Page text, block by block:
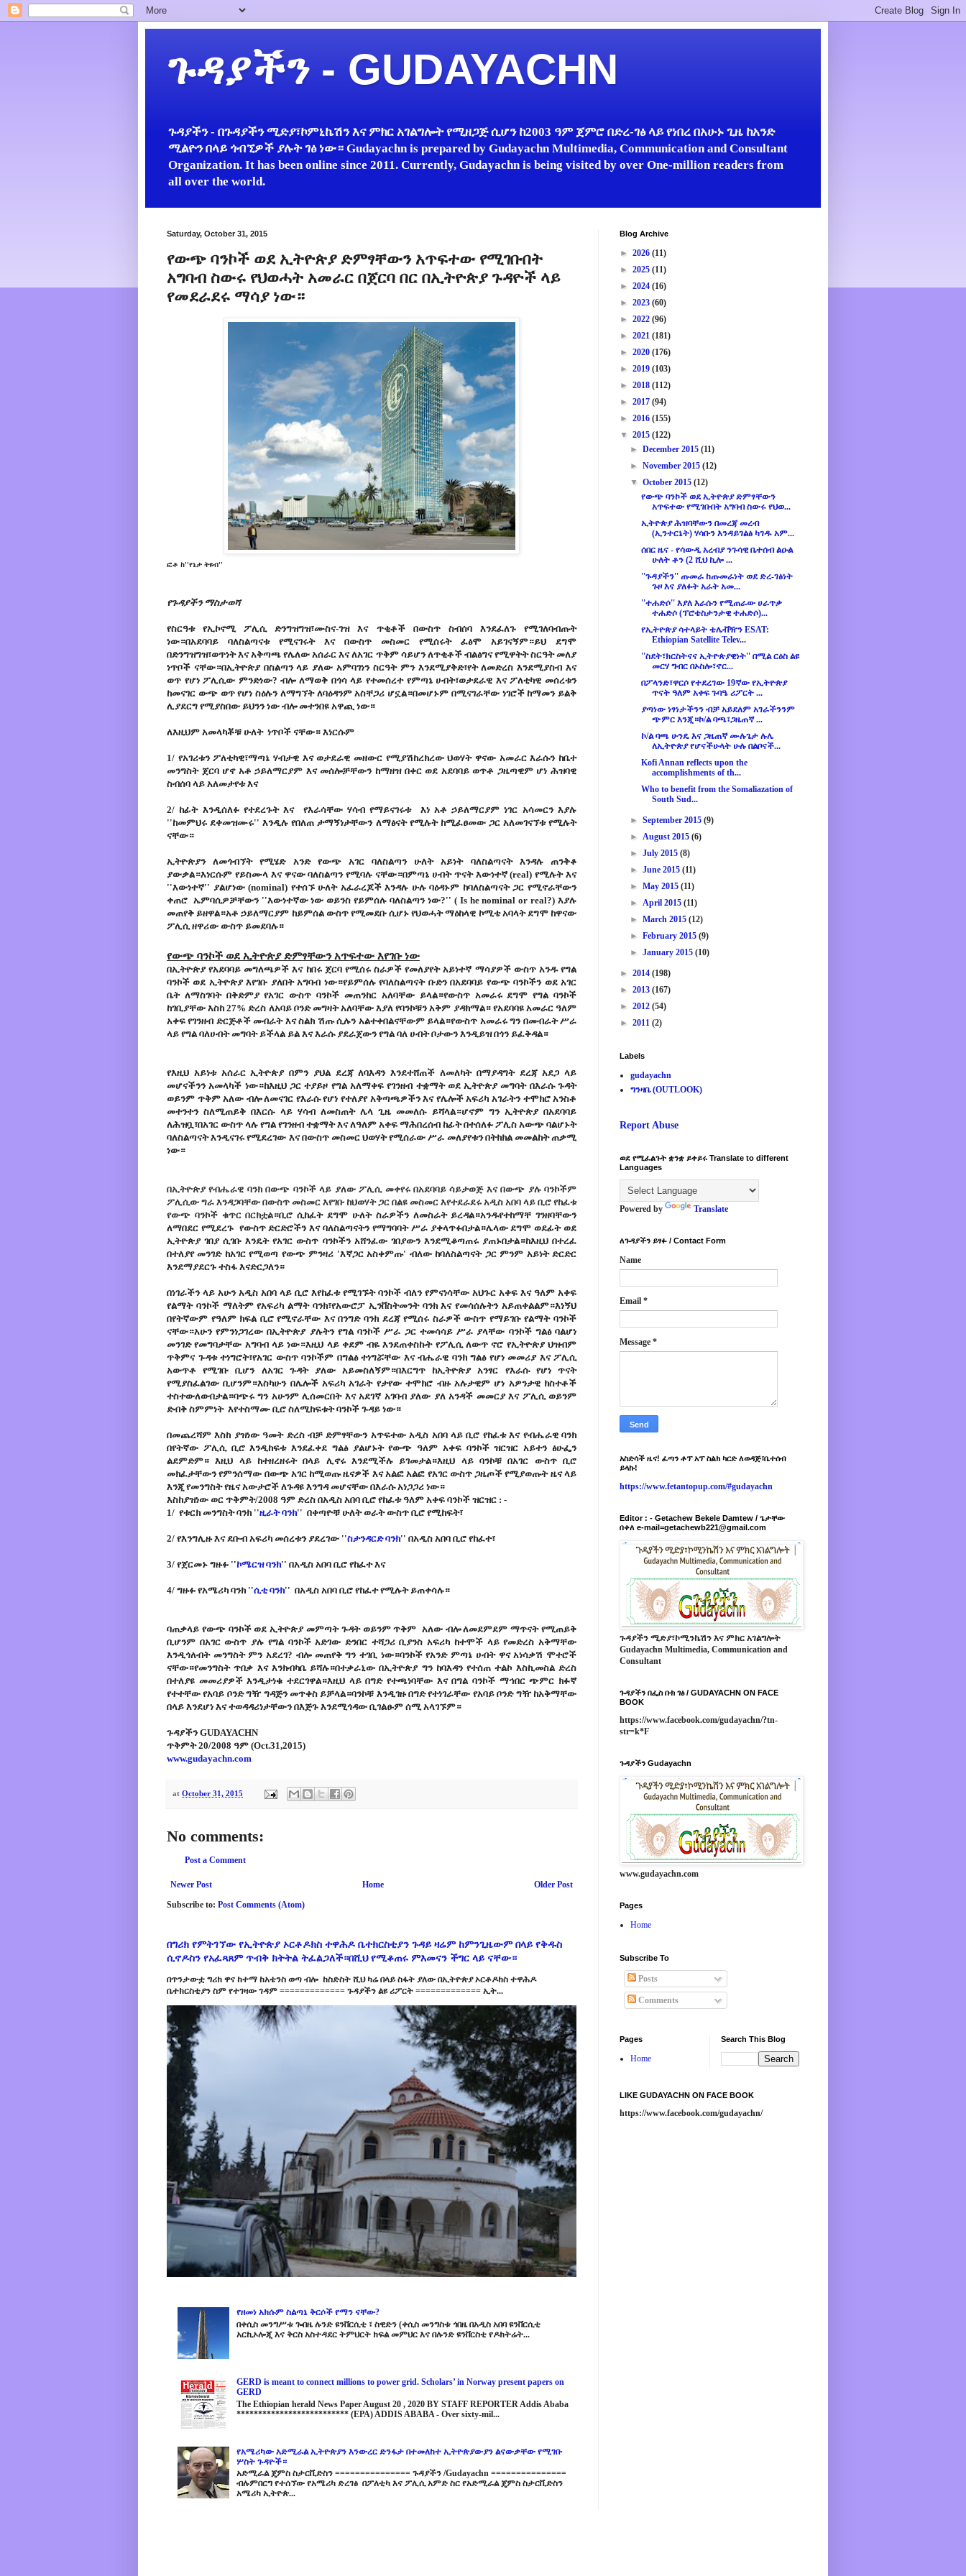
ጉዳያችን - GUDAYACHN
ጉዳያችን - በጉዳያችን ሚድያ፣ኮምኒኬሽን እና ምክር አገልግሎት የሚዘጋጅ ሲሆን ከ2003 ዓም ጀምሮ በድረ-ገፅ ላይ የነበረ በአሁኑ ጊዜ ከአንድ
ሚልዮን በላይ ጎብኚዎች ያሉት ገፅ ነው። Gudayachn is prepared by Gudayachn Multimedia, Communication and Consultant
Organization. It has been online since 2011. Currently, Gudayachn is being visited by over One-million readers from
all over the world.
Saturday, October 31, 2015
የውጭ ባንኮች ወደ ኢትዮጵያ ድምፃቸውን አጥፍተው የሚገቡበት
አግባብ ስውሩ የህወሓት አመራር በጀርባ በር በኢትዮጵያ ጉዳዮች ላይ
የመደራደሩ ማሳያ ነው።
ፎቶ ከ''የኔታ ትዩብ''
የጉዳያችን ማስታወሻ
የስርዓቱ የኢኮኖሚ ፖሊሲ ድንግዝግዝ፣ሙስና-ገዝ እና ጥቂቶች በውስጥ ስብሰባ እንደፈለጉ የሚገለባብጡት
ነው።በአደባባይ ባለስልጣናቱ የሚናገሩት እና በውስጥ መስመር የሚሰሩት ፈፅሞ አይገናኝም።ይህ ደግሞ
በድንግዝግዝ፣ወጥነት እና አቅጣጫ የሌለው አሰራር እና ለአገር ጥቅም ሳይሆን ለጥቂቶች ብልፅግና የሚዋትት ስርዓት መለያ
ነጥቦች ናቸው።በኢትዮጵያ በስልጣን ላይ ያለው አምባገነን ስርዓት ምን እንደሚያቅድ፣የት ለመድረስ እንደሚያስብ እና
ወጥ የሆነ ፖሊሲው ምንድነው? ብሎ ለማወቅ በጎሳ ላይ የተመሰረተ የምጣኔ ሀብት፣ወታደራዊ እና ፖለቲካዊ መሰረቱን
ከመናገር ውጭ ወጥ የሆነ ስዕሉን ለማግኘት ለባዕዳንም አስቸጋሪ ሆኗል።በመሆኑም በሚናገራቸው ነገሮች ከማመን ይልቅ
ሊያደርግ የሚያስበው ይህንን ነው ብሎ መተንበዩ አዋጪ ነው።
ለእዚህም አመላካቾቹ ሁለት ነጥቦች ናቸው። እነርሱም
1/ የአገሪቱን ፖለቲካዊ፣ማጣኔ ሃብታዊ እና ወታደራዊ መዘውር የሚያሽከረክረው ህወሃት ዋናው አመራር እራሱን ከቤተ
መንግስት ጀርባ ሆኖ አቶ ኃይለማርያም እና መሰሎቻቸውን ከማዘዝ በቀር ወደ አደባባይ ወጥቶ ጋዜጣዊም ሆነ ሕዝባዊ
ስብሰባ ላይ አለመታየቱ እና
2/ ከፊት እንዲሰለፉ የተደረጉት እና የእራሳቸው ሃሳብ የማይናገሩቱ እነ አቶ ኃይለማርያም ነገር አሳመርን እያሉ
''ከመምህሩ ደቀመዝሙሩ'' እንዲሉ የበለጠ ታማኝነታቸውን ለማፅናት የሚሉት ከሚፈፀመው ጋር አለመገናኘቱ የሚሉት
ናቸው።
ኢትዮጵያን ለመጎብኘት የሚሄድ አንድ የውጭ አገር ባለስልጣን ሁለት አይነት ባለስልጣናት እንዳሉ ጠንቅቆ
ያውቃል።እነርሱም የይስሙላ እና ዋናው ባለስልጣን የሚባሉ ናቸው።በምጣኔ ሀብት ጥናት እውነተኛ (real) የሚሉት እና
''እውነተኛ'' ያልሆነው (nominal) የተሰኙ ሁለት አፈራረጆች እንዳሉ ሁሉ ባዕዳኑም ከባለስልጣናት ጋር የሚኖራቸውን
ቀጠሮ ኤምባሲዎቻቸውን ''እውነተኛው ነው ወይንስ የይምሰሉ ባለስልጣን ነው?'' ( Is he nominal or real?) እያሉ
መጠየቅ ይዘዋል።አቶ ኃይለማርያም ከይምሰል ውስጥ የሚመደቡ ሲሆኑ የህወሓት ማዕከላዊ ኮሚቴ አባላት ደግሞ ከዋናው
ፖሊሲ ዘዋሪው ውስጥ ይመደባሉ።
የውጭ ባንኮች ወደ ኢትዮጵያ ድምፃቸውን አጥፍተው እየገቡ ነው
በኢትዮጵያ የአደባባይ መግለጫዎች እና ከበሩ ጀርባ የሚሰሩ ስራዎች የመለያየት አይነተኛ ማሳያዎች ውስጥ አንዱ የግል
ባንኮች ወደ ኢትዮጵያ እየገቡ ያለበት አግባብ ነው።የይምሰሉ የባለስልጣናት ቡድን በአደባባይ የውጭ ባንኮችን ወደ አገር
ቤት ለማስገባት በቅድምያ የአገር ውስጥ ባንኮች መጠንከር አለባቸው ይላል።የውስጥ አመራሩ ደግሞ የግል ባንኮች
ከገቢያቸው እስከ 27% ድረስ ለአባይ ቦንድ መግዛት አለባቸው እያለ የባንኮቹን አቅም ያዳክማል። የአደባባዩ አመራር ዓለም
አቀፍ የገንዘብ ድርጅቶች መብራት እና ስልክ ሽጡ ሲሉን አልተቀበልናቸውም ይላል።የውስጥ አመራሩ ግን በመብራት ሥራ
ላይ የግል ባለሀብት መግባት ይችላል ይል እና እራሱ ያደራጀውን የግል ባለ ሀብት ቦታውን እንዲይዝ በጎን ይፈቅዳል።
የእዚህ አይነቱ አሰራር ኢትዮጵያ በምን ያህል ደረጃ ለባእዳን እንደተሸጠች ለመለካት በማያዳግት ደረጃ አደጋ ላይ
መሆናችንን አመላካች ነው።ከእዚህ ጋር ተያይዞ የግል አለማቀፍ የገንዘብ ተቋማት ወደ ኢትዮጵያ መግባት በእራሱ ጉዳት
ወይንም ጥቅም አለው ብሎ ለመናገር የእራሱ የሆነ የተለያየ አቅጣጫዎችን እና የሌሎች አፍሪካ አገራትን ተሞክሮ አንስቶ
መተንተን ስለሚጠይቅ በእርሱ ላይ ሃሳብ ለመስጠት ሌላ ጊዜ መመለሱ ይሻላል።ሆኖም ግን ኢትዮጵያ በአደባባይ
ለሕዝቧ፣በአገር ውስጥ ላሉ የግል የገንዘብ ተቋማት እና ለዓለም አቀፍ ማሕበረሰብ ከፊት በተሰለፉ ፖሊስ አውጭ ባልሆኑት
ባለስልጣናት እንዲናገሩ የሚደረገው እና በውስጥ መስመር ህወሃት የሚሰራው ሥራ መለያየቱን በትክክል መመልከት ጠቃሚ
ነው።
በኢትዮጵያ የብሔራዊ ባንክ በውጭ ባንኮች ላይ ያለው ፖሊሲ መቀየሩ በአደባባይ ሳይታወጅ እና በውጭ ያሉ ባንኮችም
ፖሊሲው ግራ እንዳጋባቸው በውስጥ መስመር እየገቡ ከህወሃት ጋር በልዩ መስመር እየተደራደሩ አዲስ አበባ ላይ ቢሮ የከፈቱ
የውጭ ባንኮች ቁጥር በርክቷል።ቢሮ ሲከፈት ደግሞ ሁለት ስራዎችን ለመስራት ይረዳል።አንዱየተከማቸ ገንዘባቸውን
ለማበደር የሚደረጉ የውስጥ ድርድሮችን እና ባለስልጣናትን የማግባባት ሥራ ያቀላጥፉበታል።ሌላው ደግሞ ወደፊት ወደ
ኢትዮጵያ ገበያ ሲገቡ እንዴት የአገር ውስጥ ባንኮችን አሸንፈው ገበያውን እንደሚቆጣጠሩ ያጠኑበታል።ከእዚህ በተረፈ
በተለያየ መንገድ ከአገር የሚወጣ የውጭ ምንዛሪ 'እኛጋር አስቀምጡ' ብለው ከባለስልጣናት ጋር ምንም አይነት ድርድር
እንደማያደርጉ ተስፋ እናድርጋለን።
በነገራችን ላይ አሁን አዲስ አበባ ላይ ቢሮ እየከፈቱ የሚገኙት ባንኮች ብለን የምናነሳቸው አህጉር አቀፍ እና ዓለም አቀፍ
የልማት ባንኮች ማለትም የአፍሪካ ልማት ባንክ፣የአውሮፓ ኢንቨስትመንት ባንክ እና የመሳሰሉትን አይጠቀልልም።እነኝህ
በየትኛውም የዓለም ክፍል ቢሮ የሚኖራቸው እና በንግድ ባንክ ደረጃ የሚሰሩ ስራዎች ውስጥ የማይገቡ የልማት ባንኮች
ናቸው።አሁን የምንነጋገረው በኢትዮጵያ ያሉትን የግል ባንኮች ሥራ ጋር ተመሳሳይ ሥራ ያላቸው ባንኮች ግልፅ ባልሆነ
መንገድ የመግባታቸው አግባብ ላይ ነው።እዚህ ላይ ቀደም ብዬ እንደጠቀስኩት የፖሊሲ ለውጥ ኖሮ የኢትዮጵያ ህዝብም
ጥቅምና ጉዳቱ ተነግሮት፣የአገር ውስጥ ባንኮችም በግልፅ ተነግሯቸው እና ብሔራዊ ባንክ ግልፅ የሆነ መመሪያ እና ፖሊሲ
አውጥቶ የሚገቡ ቢሆን ለአገር ጉዳት ያለው አይመስለኝም።በእርግጥ ከኢትዮጵያ አንፃር የእራሱ የሆነ ጥናት
የሚያስፈልገው ቢሆንም።እስካሁን በሌሎች አፍሪካ አገራት የታየው ተሞክሮ ብዙ አሉታዊም ሆነ አዎንታዊ ክስተቶች
ተስተውለውበታል።ባጭሩ ግን አሁንም ሊሰመርበት እና አደገኛ አገባብ ያለው ያለ አንዳች መመርያ እና ፖሊሲ ወይንም
ድብቅ ስምምነት እየተስማሙ ቢሮ ስለሚከፍቱት ባንኮች ጉዳይ ነው።
በመጨረሻም እስከ ያዝነው ዓመት ድረስ ብቻ ድምፃቸውን አጥፍተው አዲስ አበባ ላይ ቢሮ የከፈቱ እና የብሔራዊ ባንክ
በየትኛው ፖሊሲ ቢሮ እንዲከፍቱ እንደፈቀደ ግልፅ ያልሆኑት የውጭ ዓለም አቀፍ ባንኮች ዝርዝር አይተን ፅሁፌን
ልደምድም። እዚህ ላይ ከተዘረዘሩት በላይ ሊኖሩ እንደሚችሉ ይገመታል።እዚህ ላይ ባንኮቹ በአገር ውስጥ ቢሮ
መክፈታቸውን የምንሰማው በውጭ አገር ከሚወጡ ዜናዎች እና አልፎ አልፎ የአገር ውስጥ ጋዜጦች የሚያወጡት ዜና ላይ
እንጂ የመንግስት የዜና አውታሮች ለጉዳዩ እንግዳ መሆናቸው በእራሱ አነጋጋሪ ነው።
እስከያዝነው ወር ጥቅምት/2008 ዓም ድረስ በአዲስ አበባ ቢሮ የከፈቱ ዓለም አቀፍ ባንኮች ዝርዝር : -
1/ የቱርክ መንግስት ባንክ ''ዚራት ባንክ'' በቀጣዮቹ ሁለት ወራት ውስጥ ቢሮ የሚከፍት፣
2/ የእንግሊዙ እና ደቡብ አፍሪካ መሰረቱን ያደረገው ''ስታንዳርድ ባንክ'' በአዲስ አበባ ቢሮ የከፈተ፣
3/ የጀርመኑ ግዙፉ ''ኮሜርዝ ባንክ'' በአዲስ አበባ ቢሮ የከፈተ እና
4/ ግዙፉ የአሜሪካ ባንክ ''ሲቲ ባንክ'' በአዲስ አበባ ቢሮ የከፈተ የሚሉት ይጠቀሳሉ።
ባጠቃላይ የውጭ ባንኮች ወደ ኢትዮጵያ መምጣት ጉዳት ወይንም ጥቅም አለው ብሎ ለመደምደም ማጥናት የሚጠይቅ
ቢሆንም በአገር ውስጥ ያሉ የግል ባንኮች አድገው ድንበር ተሻጋሪ ቢያንስ አፍሪካ ከተሞች ላይ የመድረስ አቅማቸው
እንዲጎለብት መንግስት ምን አደረገ? ብሎ መጠየቅ ግን ተገቢ ነው።ባንኮች የአንድ ምጣኔ ሀብት ዋና አነሳቃሽ ሞተሮች
ናቸው።የመንግስት ጥበቃ እና እንክብካቤ ይሻሉ።በተቃራኒው በኢትዮጵያ ግን ከባእዳን የተሰጠ ተልኮ እስኪመስል ድረስ
በተለያዩ መመሪያዎች እንዲታነቁ ተደርገዋል።እዚህ ላይ በግድ የተጫነባቸው እና በግል ባንኮች ማኅበር ጭምር ክፉኛ
የተተቸው የአባይ ቦንድ ግዥ ግዳጅን መጥቀስ ይቻላል።ባንኮቹ እንዲገዙ በግድ የተነገራቸው የአባይ ቦንድ ግዥ ከአቅማቸው
በላይ እንደሆነ እና ተወዳዳሪነታቸውን በእጅጉ እንደሚጎዳው ቢገልፁም ሰሚ አላገኙም።
ጉዳያችን GUDAYACHN
ጥቅምት 20/2008 ዓም (Oct.31,2015)
www.gudayachn.com
at October 31, 2015
No comments:
Post a Comment
Newer Post Older Post
Home
Subscribe to: Post Comments (Atom)
በግሪክ የምትገኘው የኢትዮጵያ ኦርቶዶክስ ተዋሕዶ ቤተክርስቲያን ጉዳይ ዛሬም ከምንጊዜውም በላይ የቅዱስ
ሲኖዶስን የአፈጻጸም ጥብቅ ክትትል ትፈልጋለች።በሺህ የሚቆጠሩ ምእመናን ችግር ላይ ናቸው።
በጥንታውቷ ግሪክ ዋና ከተማ ከአቴንስ ወጣ ብሎ ከስድስት ሺህ ካሬ በላይ ስፋት ያለው በኢትዮጵያ ኦርቶዶክስ ተዋሕዶ
ቤተክርስቲያን ስም የተገዛው ገዳም ============= ጉዳያችን ልዩ ሪፖርት ============= ኢት...
የዘመነ አክሱም ስልጣኔ ቅርሶች የማን ናቸው?
በቀሲስ መንግሥቱ ጐበዜ ሉንድ ዩንቨርሲቲ ፣ ስዊድን (ቀሲስ መንግስቱ ጎበዜ በአዲስ አበባ ዩንቨርሲቲ
አርኪኦሎጂ እና ቅርስ አስተዳደር ትምህርት ክፍል መምህር እና በሉንድ ዩንቨርስቲ የዶክትሬት...
GERD is meant to connect millions to power grid. Scholars’ in Norway present papers on
GERD
The Ethiopian herald News Paper August 20 , 2020 BY STAFF REPORTER Addis Ababa
************************** (EPA) ADDIS ABABA - Over sixty-mil...
የአሜሪካው አድሚራል ኢትዮጵያን እንውረር ድንፋታ በተመለከተ ኢትዮጵያውያን ልናውቃቸው የሚገቡ
ሦስት ጉዳዮች።
አድሚራል ጄምስ ስታርቪድስን =============== ጉዳያችን /Gudayachn ===============
ብሉምበርግ የተሰኘው የአሜሪካ ድረገፅ በፖለቲካ እና ፖሊሲ አምድ ስር የአድሚራል ጄምስ ስታርቪድስን
አሜሪካ ኢትዮጵ...
Blog Archive
► 2026 (11)
► 2025 (11)
► 2024 (16)
► 2023 (60)
► 2022 (96)
► 2021 (181)
► 2020 (176)
► 2019 (103)
► 2018 (112)
► 2017 (94)
► 2016 (155)
▼ 2015 (122)
►December 2015(11)
►November 2015(12)
▼October 2015(12)
የውጭ ባንኮች ወደ ኢትዮጵያ ድምፃቸውን
አጥፍተው የሚገቡበት አግባብ ስውሩ የህወ...
ኢትዮጵያ ሕዝባቸውን በመረጃ መረብ
(ኢንተርኔት) ሃሳቡን እንዳይገልፅ ካገዱ አም...
ሰበር ዜና - የሳውዲ አረብያ ንጉሳዊ ቤተሰብ ልዑል
ሁለት ቶን (2 ሺህ ኪሎ ...
''ጉዳያችን'' ጡመራ ከጡመራነት ወደ ድረ-ገፅነት
ጉዞ እና ያለፉት አራት አመ...
''ተሐድሶ'' እያለ እራሱን የሚጠራው ሀራጥቃ
ተሐድሶ (ፕሮቴስታንታዊ ተሐድሶ)...
የኢትዮጵያ ሳተላይት ቴሌቭዥን ESAT:
Ethiopian Satellite Telev...
''ስደት፣ክርስትናና ኢትዮጵያዊነት'' በሚል ርዕስ ልዩ
መርሃ ግብር በኦስሎ፣ኖር...
በፖላንድ፣ዋርሶ የተደረገው 19ኛው የኢትዮጵያ
ጥናት ዓለም አቀፍ ጉባዔ ሪፖርት ...
ያጣነው ነፃነታችንን ብቻ አይደለም አገራችንንም
ጭምር እንጂ።ኮ/ል ባጫ፣ጋዜጠኛ ...
ኮ/ል ባጫ ሁንዴ እና ጋዜጠኛ ሙሉጌታ ሉሌ
ለኢትዮጵያ የሆናችሁላት ሁሉ በልቦናች...
Kofi Annan reflects upon the
accomplishments of th...
Who to benefit from the Somaliazation of
South Sud...
►September 2015(9)
►August 2015(6)
►July 2015(8)
►June 2015(11)
►May 2015(11)
►April 2015(11)
►March 2015(12)
►February 2015(9)
►January 2015(10)
► 2014 (198)
► 2013 (167)
► 2012 (54)
► 2011 (2)
Labels
gudayachn
ግንዛቤ (OUTLOOK)
Report Abuse
ወደ የሚፈልጉት ቋንቋ ይቀይሩ Translate to different
Languages
Powered by Translate
ለጉዳያችን ይፃፉ / Contact Form
Name
Email *
Message *
አስድሳች ዜና! ፈጣን ቶፕ አፕ ስልክ ካርድ ለወዳጅ፣ቤተሰብ
ይላኩ!
https://www.fetantopup.com/#gudayachn
Editor : - Getachew Bekele Damtew / ጌታቸው
በቀለ e-mail=getachewb221@gmail.com
ጉዳያችን ሚድያ፣ኮሚንኬሽን እና ምክር አገልግሎት
Gudayachn Multimedia, Communication and
Consultant
ጉዳያችን በፌስ ቡክ ገፅ / GUDAYACHN ON FACE
BOOK
https://www.facebook.com/gudayachn/?tn-
str=k*F
ጉዳያችን Gudayachn
www.gudayachn.com
Pages
Home
Subscribe To
Posts
Comments
Pages
Home
Search This Blog
LIKE GUDAYACHN ON FACE BOOK
https://www.facebook.com/gudayachn/